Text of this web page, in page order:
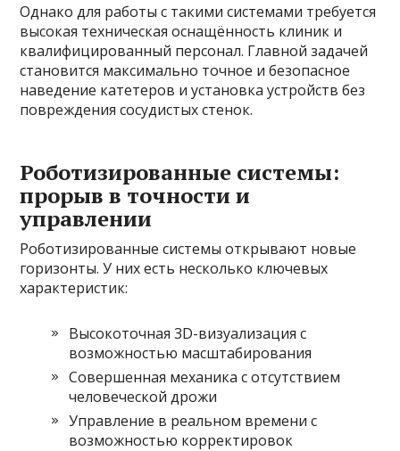
Однако для работы с такими системами требуется
высокая техническая оснащённость клиник и
квалифицированный персонал. Главной задачей
становится максимально точное и безопасное
наведение катетеров и установка устройств без
повреждения сосудистых стенок.
Роботизированные системы:
прорыв в точности и
управлении
Роботизированные системы открывают новые
горизонты. У них есть несколько ключевых
характеристик:
Высокоточная 3D-визуализация с
возможностью масштабирования
Совершенная механика с отсутствием
человеческой дрожи
Управление в реальном времени с
возможностью корректировок